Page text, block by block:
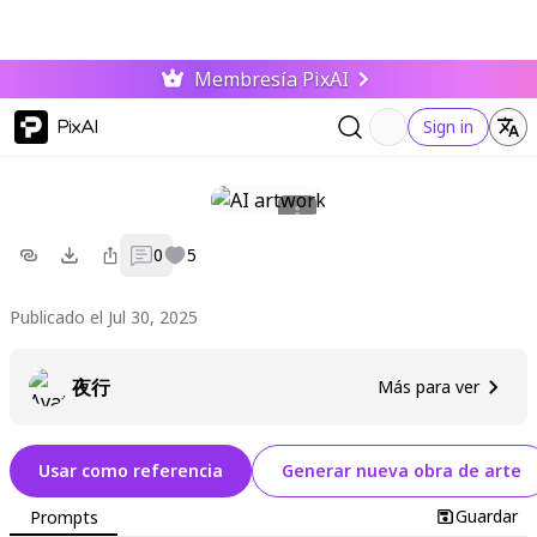
Membresía PixAI
PixAI Sign in
0 5
Publicado el Jul 30, 2025
夜行 Más para ver
Usar como referencia Generar nueva obra de arte
Prompts Guardar